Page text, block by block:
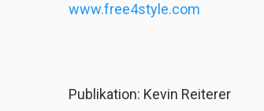
www.free4style.com
Publikation: Kevin Reiterer